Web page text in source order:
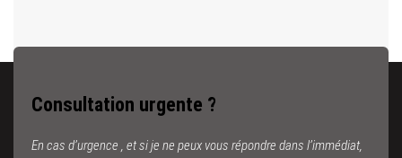
Consultation urgente ?
En cas d’urgence , et si je ne peux vous répondre dans l’immédiat,